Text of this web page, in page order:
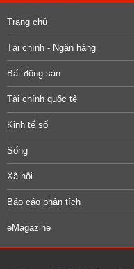
Trang chủ
Tài chính - Ngân hàng
Bất động sản
Tài chính quốc tế
Kinh tế số
Sống
Xã hội
Báo cáo phân tích
eMagazine